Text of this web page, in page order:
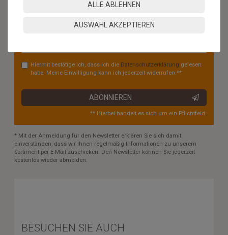
Hiermit bestätige ich, dass ich die Daten­schutz­erklärung gelesen
habe. Meine Einwilligung kann ich jederzeit widerrufen.**
ABONNIEREN
** Hierbei handelt es sich um ein Pflichtfeld.
* Mit der Anmeldung für den Newsletter erklären Sie sich damit
einverstanden, dass wir Ihnen regelmäßig Informationen zu unserem
Sortiment per E-Mail zuschicken. Den Newsletter können Sie jederzeit
kostenlos wieder abmelden.
BESUCHEN SIE AUCH
ALLE ABLEHNEN
AUSWAHL AKZEPTIEREN